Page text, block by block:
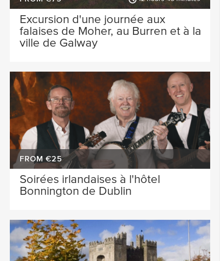
Excursion d'une journée aux
falaises de Moher, au Burren et à la
ville de Galway
FROM €25
Soirées irlandaises à l'hôtel
Bonnington de Dublin